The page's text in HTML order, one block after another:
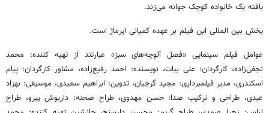
یافته یک خانواده کوچک جوانه می‌زند.
پخش بین المللی این فیلم بر عهده کمپانی ایرماژ است.
عوامل فیلم سینمایی «فصل آلوچه‌های سبز» عبارتند از تهیه کننده: محمد
نجفی‌زاده، کارگردان: علی بیات، نویسنده: احمد رفیع‌زاده، مشاور کارگردان: پیام
اسکندری، مدیر فیلمبرداری: مجید گرجیان، تدوین: ابراهیم سعیدی، موسیقی: بهزاد
عبدی، طراحی و ترکیب صدا: حسن مهدوی، طراح صحنه: داریوش پیرو، طراح